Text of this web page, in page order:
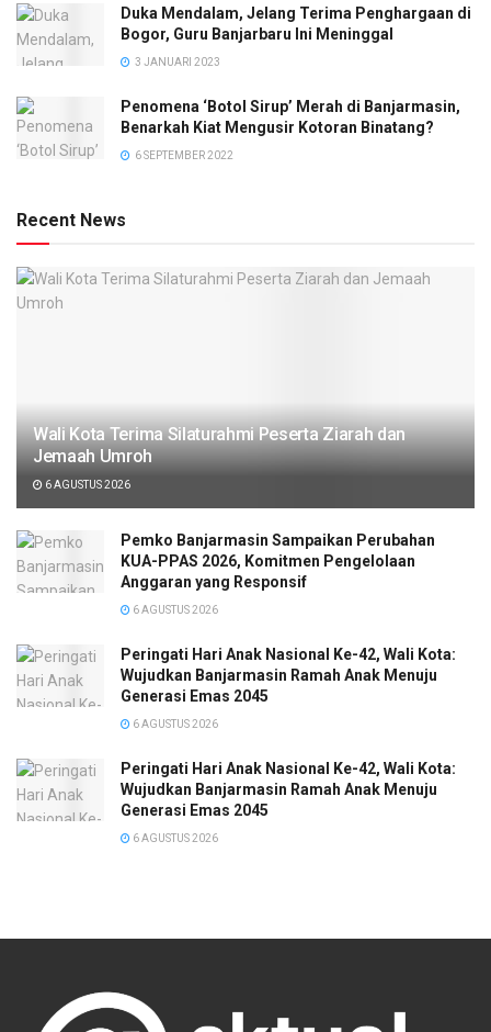
Duka Mendalam, Jelang Terima Penghargaan di
Bogor, Guru Banjarbaru Ini Meninggal
3 JANUARI 2023
Penomena ‘Botol Sirup’ Merah di Banjarmasin,
Benarkah Kiat Mengusir Kotoran Binatang?
6 SEPTEMBER 2022
Recent News
Wali Kota Terima Silaturahmi Peserta Ziarah dan
Jemaah Umroh
6 AGUSTUS 2026
Pemko Banjarmasin Sampaikan Perubahan
KUA-PPAS 2026, Komitmen Pengelolaan
Anggaran yang Responsif
6 AGUSTUS 2026
Peringati Hari Anak Nasional Ke-42, Wali Kota:
Wujudkan Banjarmasin Ramah Anak Menuju
Generasi Emas 2045
6 AGUSTUS 2026
Peringati Hari Anak Nasional Ke-42, Wali Kota:
Wujudkan Banjarmasin Ramah Anak Menuju
Generasi Emas 2045
6 AGUSTUS 2026